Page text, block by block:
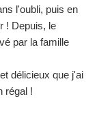
l'oubli, puis en
! Depuis, le
par la famille
délicieux que j'ai
régal !